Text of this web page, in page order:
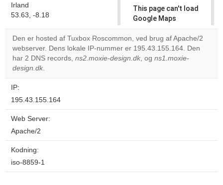
Irland
53.63, -8.18
This page can't load
Google Maps
correctly.
Do you
own this
OK
Den er hosted af Tuxbox Roscommon, ved brug af Apache/2
webserver. Dens lokale IP-nummer er 195.43.155.164. Den
har 2 DNS records, ns2.moxie-design.dk, og ns1.moxie-
design.dk.
IP:
195.43.155.164
Web Server:
Apache/2
Kodning:
iso-8859-1